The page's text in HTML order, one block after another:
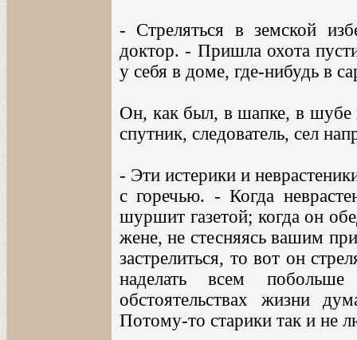
- Стреляться в земской
доктор. - Пришла охота
у себя в доме, где-нибудь в
Он, как был, в шапке, в шубе
спутник, следователь, сел
- Эти истерики и
с горечью. - Когда
шуршит газетой; когда он
жене, не стесняясь вашим
застрелиться, то вот он
наделать всем
обстоятельствах жизни
Потому-то старики так и не